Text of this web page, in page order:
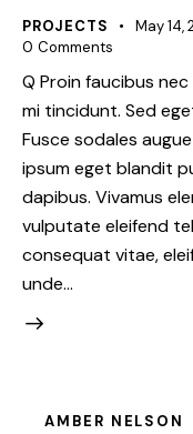
PROJECTS May 14,
0 Comments
Q Proin faucibus
mi tincidunt. Sed
Fusce sodales
ipsum eget blandit
dapibus. Vivamus
vulputate eleifend
consequat vitae,
unde…
AMBER NELSON